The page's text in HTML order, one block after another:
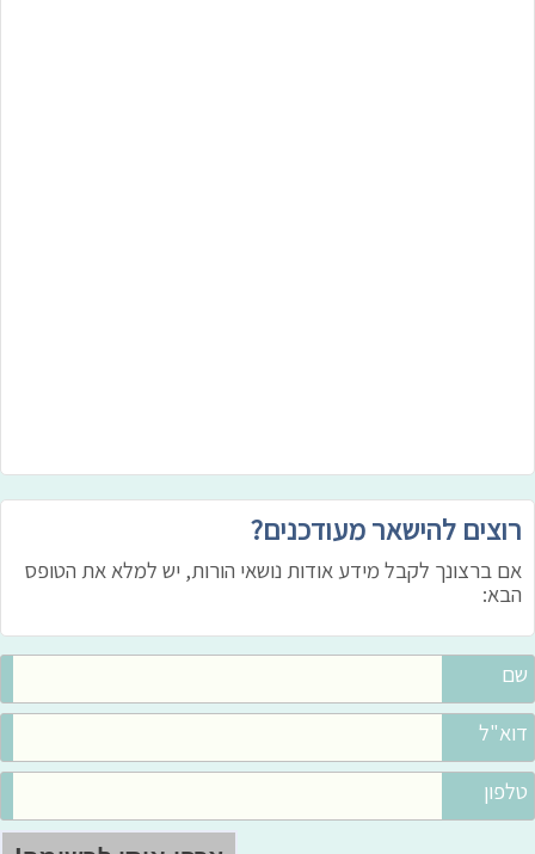
רוצים להישאר מעודכנים?
אם ברצונך לקבל מידע אודות נושאי הורות, יש למלא את הטופס
הבא:
שם
דוא"ל
טלפון